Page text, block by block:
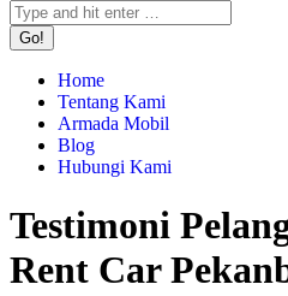
Home
Tentang Kami
Armada Mobil
Blog
Hubungi Kami
Testimoni
Rent Car